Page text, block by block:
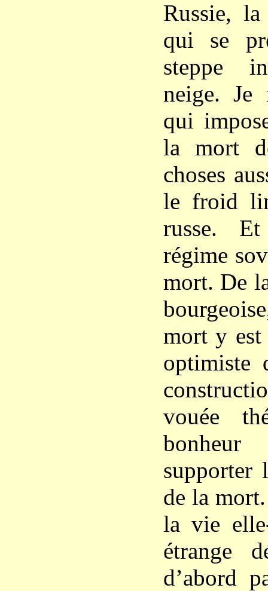
Russie,
qui se
steppe
neige. Je
qui
la mort
choses
le froid
russe.
régime
mort. De
mort y
optimiste
vouée
supporter
de la
la vie
étrange
d’abord